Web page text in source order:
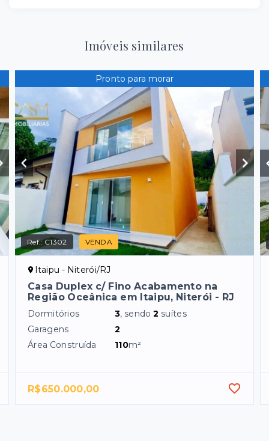
Imóveis similares
Pronto para morar
Ref.:C1302 VENDA
Itaipu - Niterói/RJ
Casa Duplex c/ Fino Acabamento na
Região Oceânica em Itaipu, Niterói - RJ
Dormitórios 3, sendo2 suítes
Garagens
2
Área Construída
110m²
R$650.000,00